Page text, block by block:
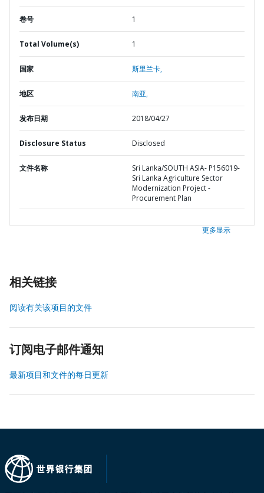
卷号 1
Total Volume(s) 1
国家 斯里兰卡,
地区 南亚,
发布日期 2018/04/27
Disclosure Status Disclosed
文件名称
Sri Lanka/SOUTH ASIA- P156019-
Sri Lanka Agriculture Sector
Modernization Project -
Procurement Plan
更多显示
相关链接
阅读有关该项目的文件
订阅电子邮件通知
最新项目和文件的每日更新